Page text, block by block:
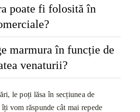
poate fi folosită în
marmura în funcție de
venaturii?
le poți lăsa în secțiunea de
vom răspunde cât mai repede